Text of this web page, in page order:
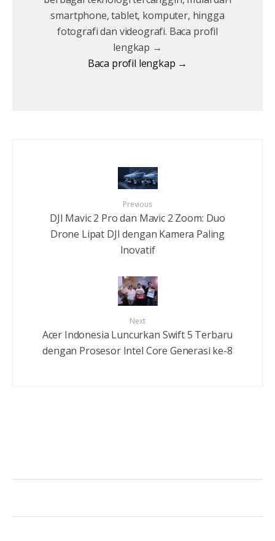
smartphone, tablet, komputer, hingga
fotografi dan videografi. Baca profil
lengkap →
Baca profil lengkap →
Previous
DJI Mavic 2 Pro dan Mavic 2 Zoom: Duo
Drone Lipat DJI dengan Kamera Paling
Inovatif
Next
Acer Indonesia Luncurkan Swift 5 Terbaru
dengan Prosesor Intel Core Generasi ke-8